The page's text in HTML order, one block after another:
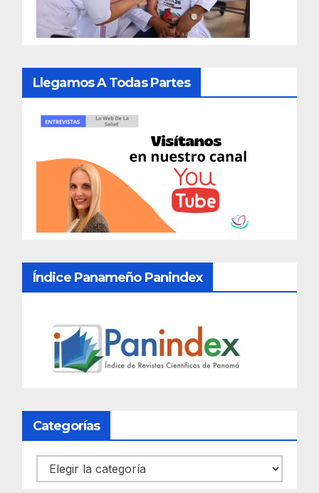
Llegamos A Todas Partes
Índice Panameño Panindex
Categorías
Categorías